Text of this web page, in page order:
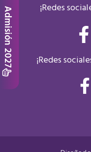
Admisión 2027 ¡Redes
F
a
e
b
¡Redes
F
a